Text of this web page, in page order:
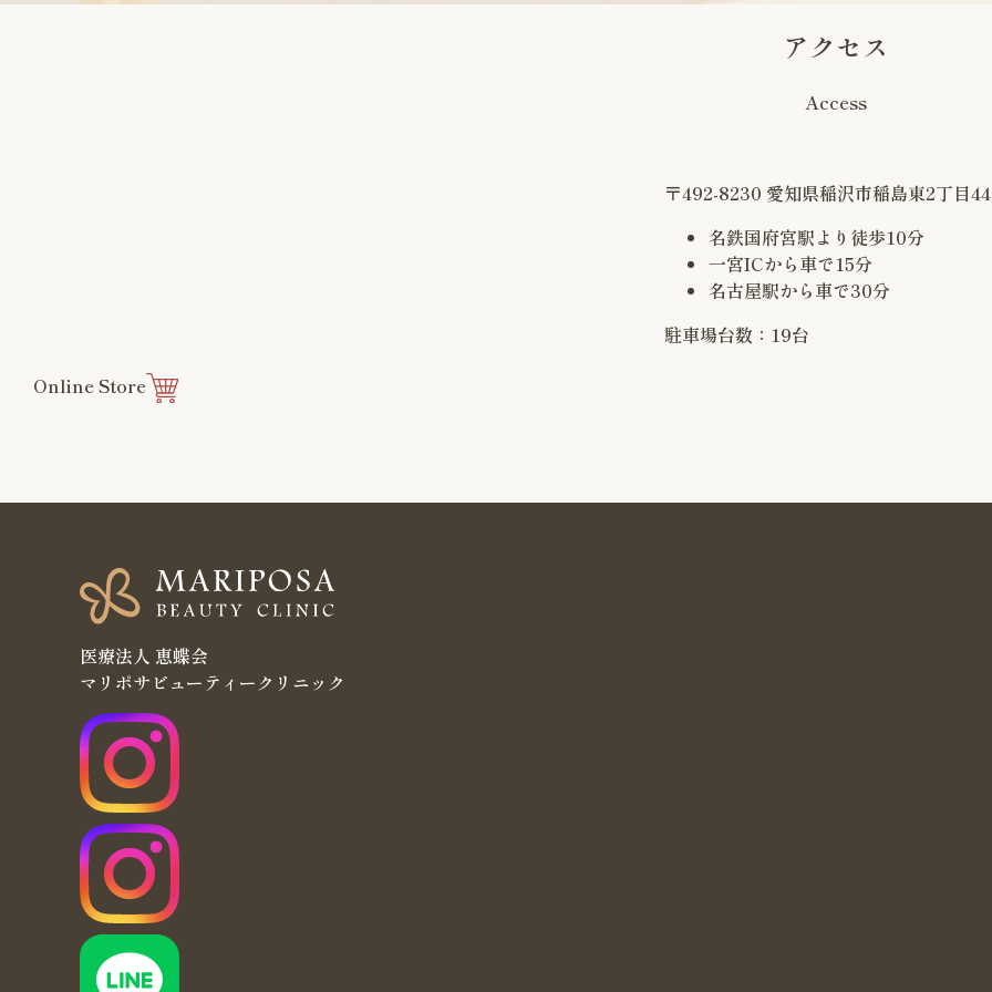
アクセス
Access
〒492-8230 愛知県稲沢市稲島東2丁目
名鉄国府宮駅より徒歩10分
一宮ICから車で15分
名古屋駅から車で30分
駐車場台数：19台
医療法人 恵蝶会
マリポサビューティークリニック
Online Store